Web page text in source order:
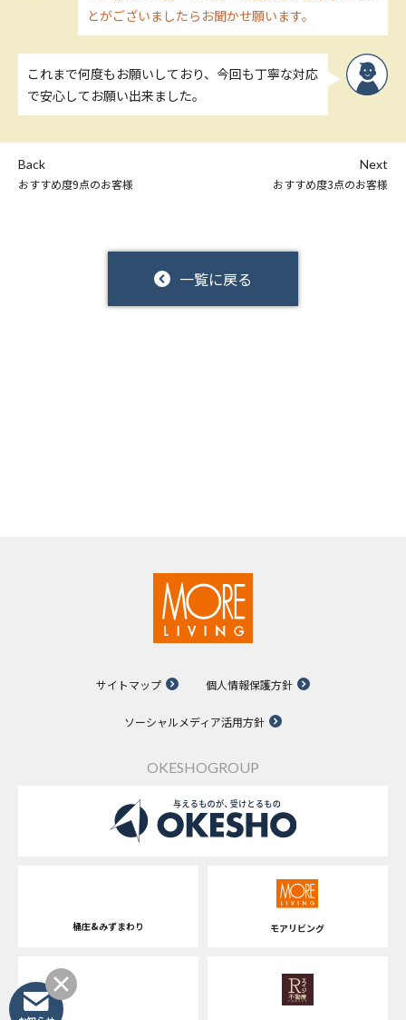
とがございましたらお聞かせ願います。
これまで何度もお願いしており、今回も丁寧な対応
で安心してお願い出来ました。
Back
おすすめ度9点のお客様
一覧に戻る
Next
おすすめ度3点のお客様
サイトマップ 個人情報保護方針
ソーシャルメディア活用方針
OKESHOGROUP
桶庄&みずまわり モアリビング
お知らせ